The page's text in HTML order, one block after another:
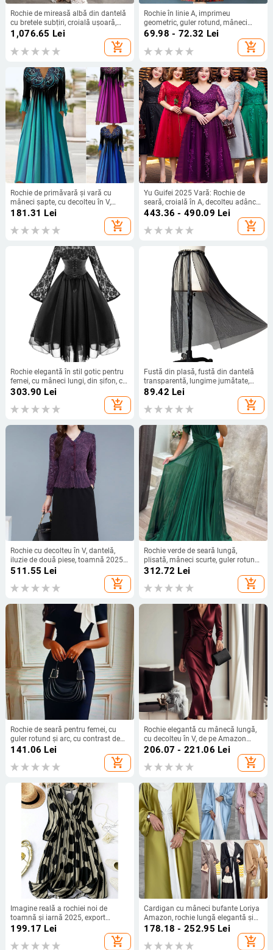
Rochie de mireasă albă din dantelă
cu bretele subțiri, croială ușoară,
execuție rafinată, siluetă sirenă,
rochie de seară de logodnă, croială
slim.
1,076.65 Lei
add_shopping_cart
Rochie în linie A, imprimeu
geometric, guler rotund, mâneci
scurte, talie medie, fustă lungă, vară
2024, material: amestec de fibre
sintetice
69.98 - 72.32 Lei
add_shopping_cart
Rochie de primăvară și vară cu
mâneci șapte, cu decolteu în V,
plisată, cu nasturi, stil european și
american pentru femei, 20223
181.31 Lei
add_shopping_cart
Yu Guifei 2025 Vară: Rochie de
seară, croială în A, decolteu adânc
în V, lungă, talie înaltă
443.36 - 490.09 Lei
add_shopping_cart
Rochie elegantă în stil gotic pentru
femei, cu mâneci lungi, din șifon, cu
cusături din dantelă, 2023
303.90 Lei
add_shopping_cart
Fustă din plasă, fustă din dantelă
transparentă, lungime jumătate,
fustă medie, talie înaltă, drapată cu
89.42 Lei
add_shopping_cart
Rochie cu decolteu în V, dantelă,
iluzie de două piese, toamnă 2025,
lungime midi
511.55 Lei
add_shopping_cart
Rochie verde de seară lungă,
plisată, mâneci scurte, guler rotund,
croială în A
312.72 Lei
add_shopping_cart
Rochie de seară pentru femei, cu
guler rotund și arc, cu contrast de
culoare, subțire, cu imprimeu de
celebrități, pentru petrecere și
banchet
141.06 Lei
add_shopping_cart
Rochie elegantă cu mânecă lungă,
cu decolteu în V, de pe Amazon
Aliexpress, de toamnă nouă
206.07 - 221.06 Lei
add_shopping_cart
Imagine reală a rochiei noi de
toamnă și iarnă 2025, export
transfrontalier european și
american, cu buline, imprimat cu
decolteu în V și mânecă lungă
199.17 Lei
add_shopping_cart
Cardigan cu mâneci bufante Loriya
Amazon, rochie lungă elegantă și
colorată de vară 2022 LR507
178.18 - 252.95 Lei
add_shopping_cart